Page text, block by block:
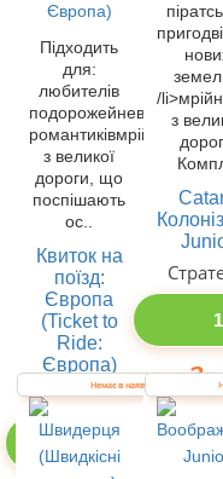
Підходить
для:
любителів
подорожейневиправних
романтиківмрійників
з великої
дороги, що
поспішають
ос..
Квиток на
поїзд:
Європа
(Ticket to
Ride:
Європа)
Для
компанії
1 495 ГРН
/
з
-3%
Купити
Немає в наявності